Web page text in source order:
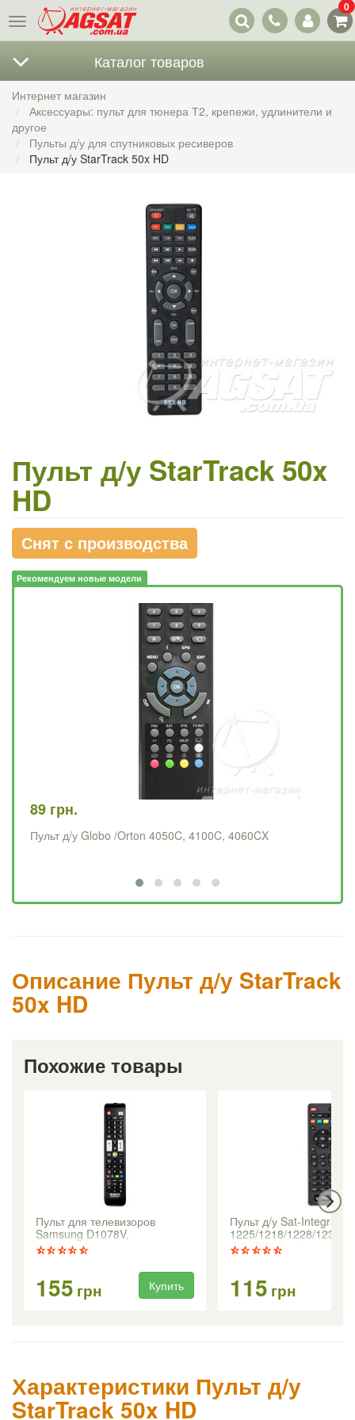
Меню
Наши
контакты
0
Каталог товаров
Интернет магазин
Аксессуары: пульт для тюнера Т2, крепежи, удлинители и
другое
Пульты д/у для спутниковых ресиверов
Пульт д/у StarTrack 50x HD
Пульт д/у StarTrack 50x
HD
Снят с производства
Рекомендуем новые модели
89 грн.
Пульт д/у Globo /Orton 4050C, 4100C, 4060CX
Описание Пульт д/у StarTrack
50x HD
Похожие товары
Пульт для телевизоров
Samsung D1078V,
универсальный
155 грн Купить
Пульт д/у Sat-Integral
1225/1218/1228/1237/
SX1/SX2 Combo
115 грн
Характеристики Пульт д/у
StarTrack 50x HD